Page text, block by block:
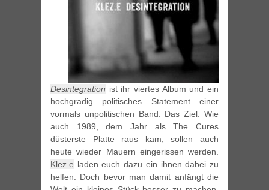
Desintegration ist ihr viertes Album und ein
hochgradig politisches Statement einer
vormals unpolitischen Band. Das Ziel: Wie
auch 1989, dem Jahr als The Cures
düsterste Platte raus kam, sollen auch
heute wieder Mauern eingerissen werden.
Klez.e laden euch dazu ein ihnen dabei zu
helfen. Doch bevor man damit anfängt die